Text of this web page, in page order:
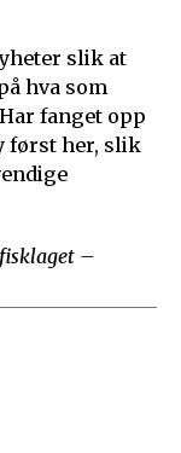
slik at
hva som
fanget opp
først her, slik
–